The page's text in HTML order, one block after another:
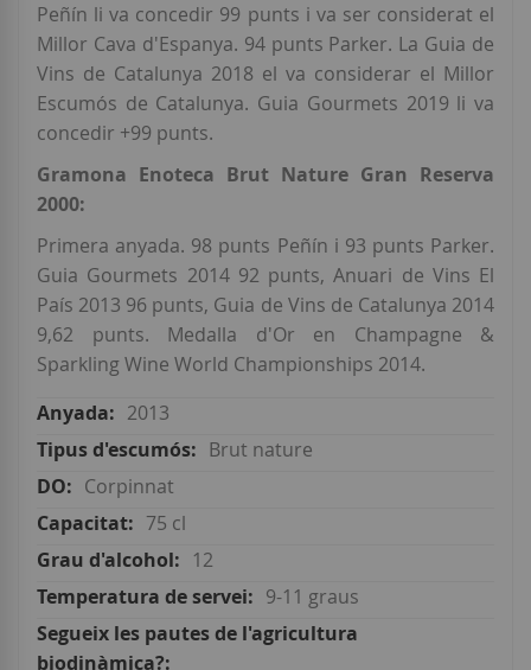
Peñín li va concedir 99 punts i va ser considerat el
Millor Cava d'Espanya. 94 punts Parker. La Guia de
Vins de Catalunya 2018 el va considerar el Millor
Escumós de Catalunya. Guia Gourmets 2019 li va
concedir +99 punts.
Gramona Enoteca Brut Nature Gran Reserva
2000:
Primera anyada. 98 punts Peñín i 93 punts Parker.
Guia Gourmets 2014 92 punts, Anuari de Vins El
País 2013 96 punts, Guia de Vins de Catalunya 2014
9,62 punts. Medalla d'Or en Champagne &
Sparkling Wine World Championships 2014.
2013
Brut nature
Corpinnat
75 cl
12
9-11 graus